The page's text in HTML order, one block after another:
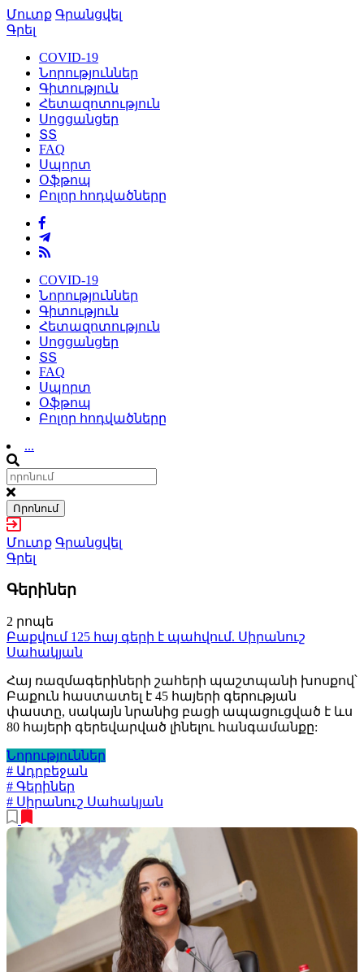
Մուտք Գրանցվել
Գրել
COVID-19
Նորություններ
Գիտություն
Հետազոտություն
Սոցցանցեր
ՏՏ
FAQ
Սպորտ
Օֆթոպ
Բոլոր հոդվածները
COVID-19
Նորություններ
Գիտություն
Հետազոտություն
Սոցցանցեր
ՏՏ
FAQ
Սպորտ
Օֆթոպ
Բոլոր հոդվածները
...
Որոնում
Մուտք Գրանցվել
Գրել
Գերիներ
2 րոպե
Բաքվում 125 հայ գերի է պահվում. Սիրանուշ
Սահակյան
Հայ ռազմագերիների շահերի պաշտպանի խոսքով՝
Բաքուն հաստատել է 45 հայերի գերության
փաստը, սակայն նրանից բացի ապացուցված է ևս
80 հայերի գերեվարված լինելու հանգամանքը:
Նորություններ
# Ադրբեջան
# Գերիներ
# Սիրանուշ Սահակյան